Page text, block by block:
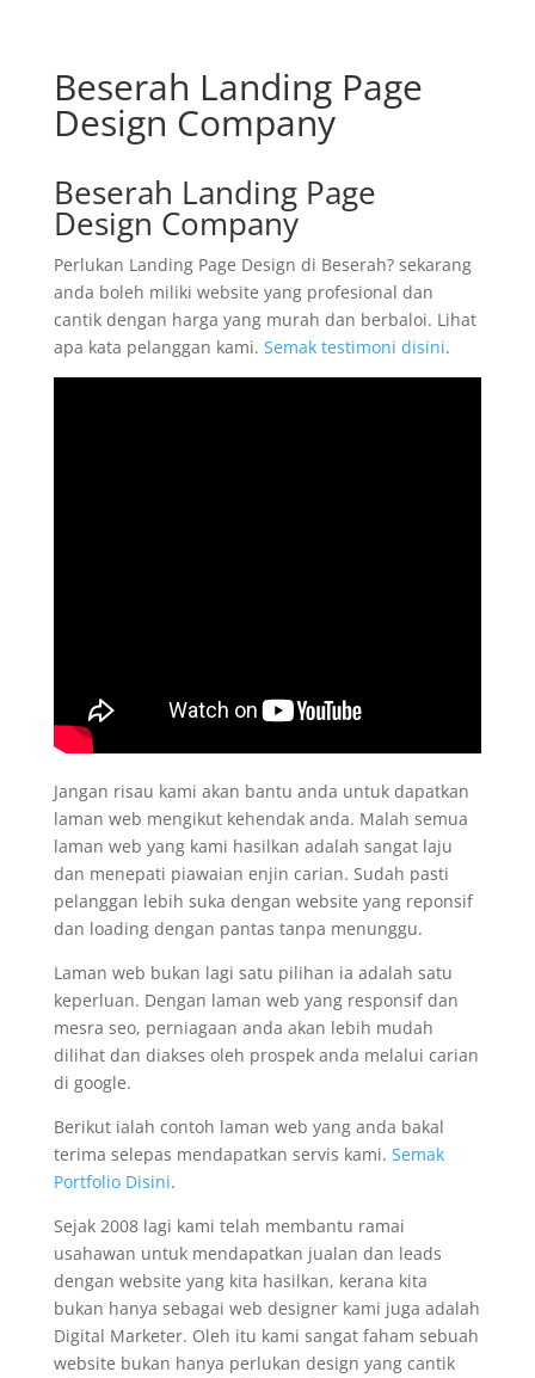
Beserah Landing Page
Design Company
Beserah Landing Page
Design Company
Perlukan Landing Page Design di Beserah? sekarang
anda boleh miliki website yang profesional dan
cantik dengan harga yang murah dan berbaloi. Lihat
apa kata pelanggan kami. Semak testimoni disini.
Jangan risau kami akan bantu anda untuk dapatkan
laman web mengikut kehendak anda. Malah semua
laman web yang kami hasilkan adalah sangat laju
dan menepati piawaian enjin carian. Sudah pasti
pelanggan lebih suka dengan website yang reponsif
dan loading dengan pantas tanpa menunggu.
Laman web bukan lagi satu pilihan ia adalah satu
keperluan. Dengan laman web yang responsif dan
mesra seo, perniagaan anda akan lebih mudah
dilihat dan diakses oleh prospek anda melalui carian
di google.
Berikut ialah contoh laman web yang anda bakal
terima selepas mendapatkan servis kami. Semak
Portfolio Disini.
Sejak 2008 lagi kami telah membantu ramai
usahawan untuk mendapatkan jualan dan leads
dengan website yang kita hasilkan, kerana kita
bukan hanya sebagai web designer kami juga adalah
Digital Marketer. Oleh itu kami sangat faham sebuah
website bukan hanya perlukan design yang cantik